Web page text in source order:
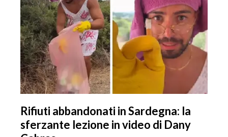
Rifiuti abbandonati in Sardegna: la
sferzante lezione in video di Dany